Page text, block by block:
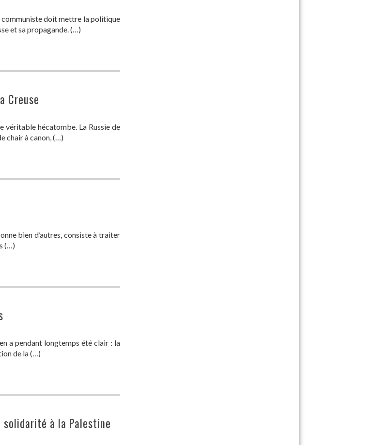
communiste doit mettre la politique
et sa propagande. (…)
Creuse
véritable hécatombe. La Russie de
chair à canon, (…)
bien d’autres, consiste à traiter
(…)
a pendant longtemps été clair : la
de la (…)
à la Palestine